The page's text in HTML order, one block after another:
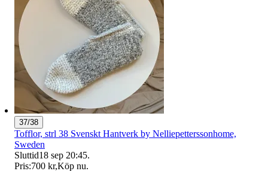
37/38
Tofflor, strl 38 Svenskt Hantverk by Nelliepetterssonhome,
Sweden
Sluttid18 sep 20:45.
Pris:700 kr,Köp nu.